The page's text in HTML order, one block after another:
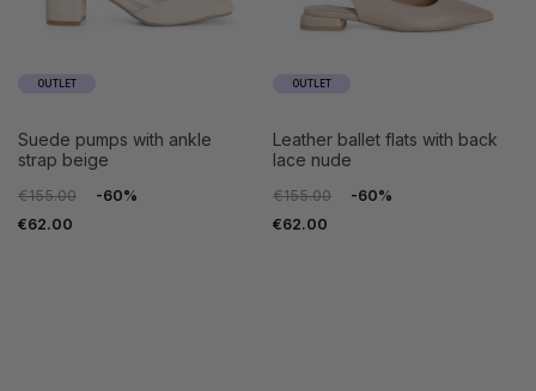
OUTLET
suede pumps with ankle
strap beige
€155.00
-60%
€62.00
OUTLET
leather ballet flats with back
lace nude
€155.00
-60%
€62.00